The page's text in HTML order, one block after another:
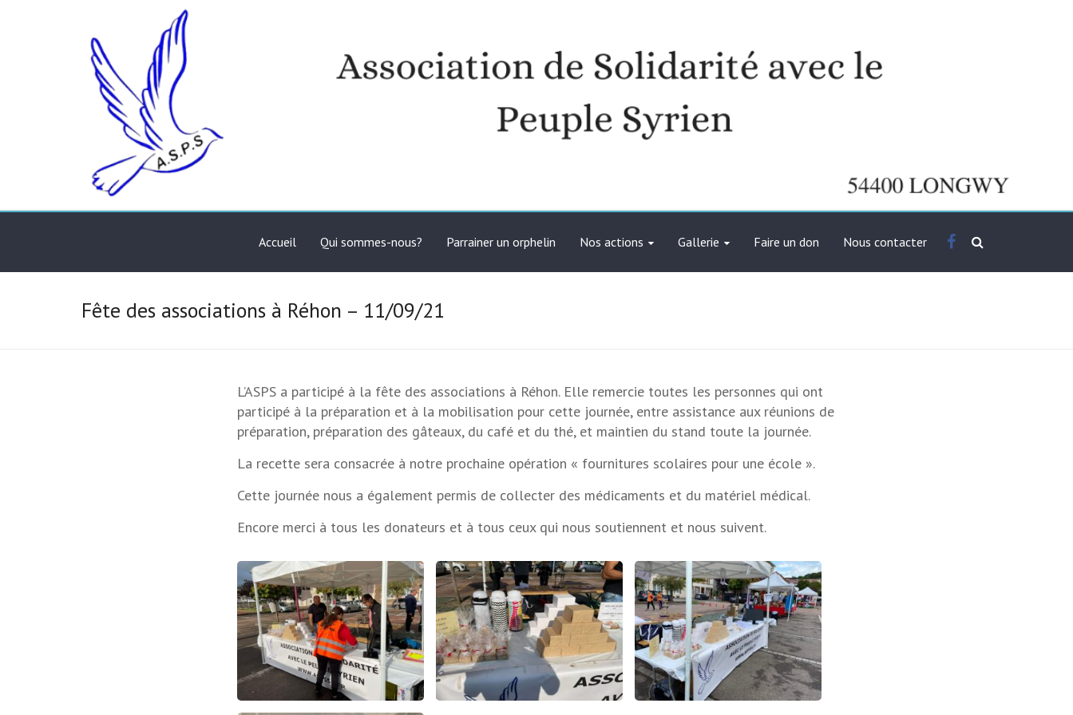
Association de solidarité avec le peuple syrien
Accueil
Qui sommes-nous? Parrainer un orphelin Nos actions Gallerie Faire un don Nous contacter
Fête des associations à Réhon – 11/09/21
L’ASPS a participé à la fête des associations à Réhon. Elle remercie toutes les personnes qui ont
participé à la préparation et à la mobilisation pour cette journée, entre assistance aux réunions de
préparation, préparation des gâteaux, du café et du thé, et maintien du stand toute la journée.
La recette sera consacrée à notre prochaine opération « fournitures scolaires pour une école ».
Cette journée nous a également permis de collecter des médicaments et du matériel médical.
Encore merci à tous les donateurs et à tous ceux qui nous soutiennent et nous suivent.